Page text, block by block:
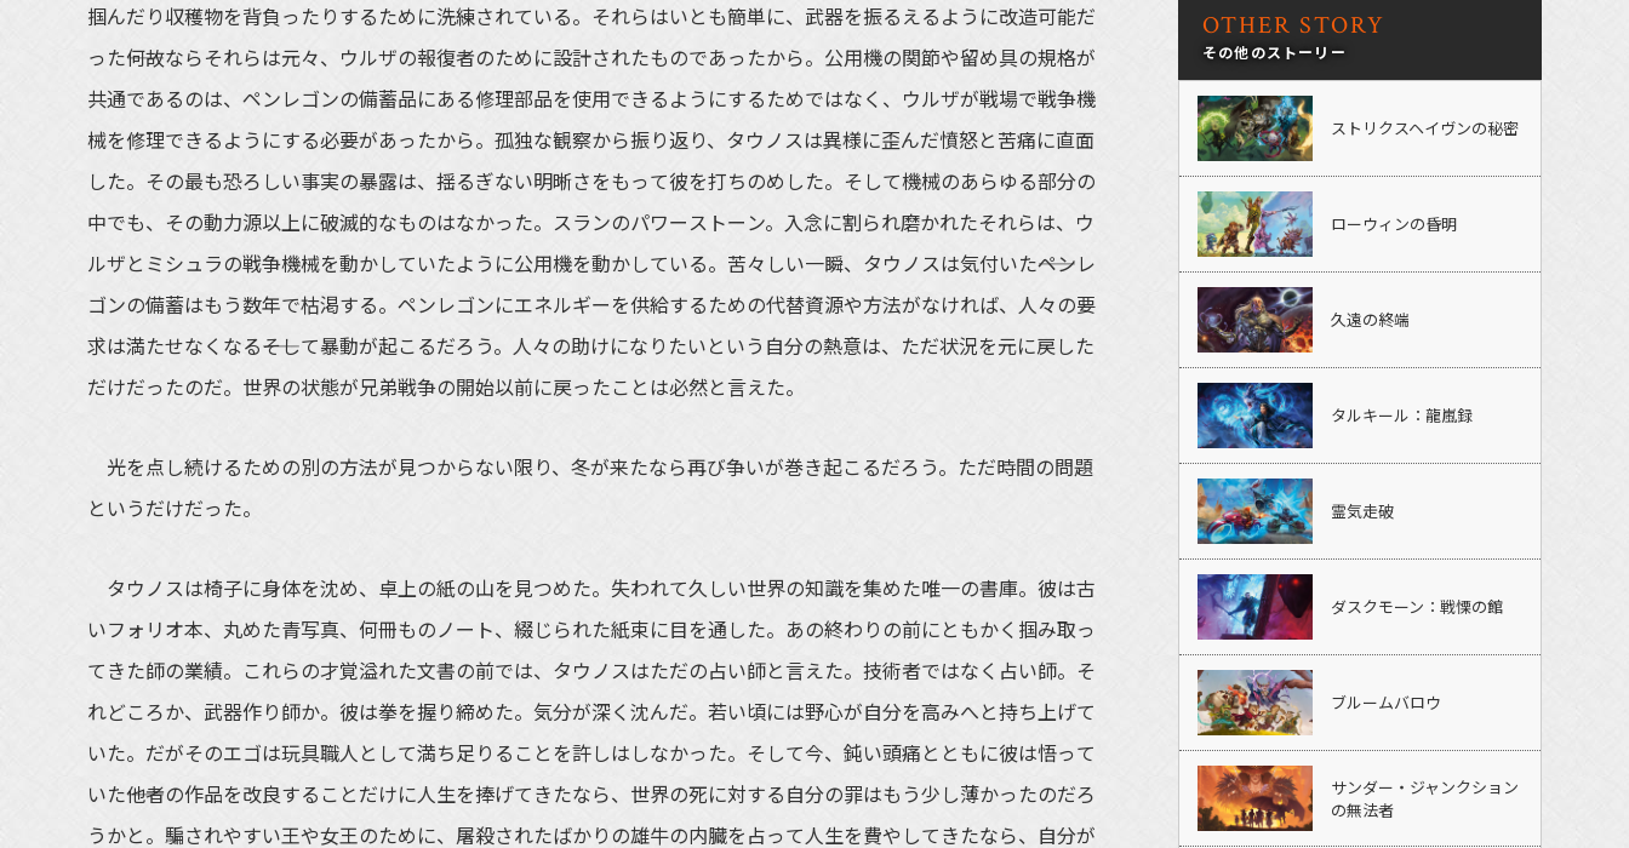
掴んだり収穫物を背負ったりするために洗練されている。それらはいとも簡単に、武器を振るえるように改造可能だ
った――何故ならそれらは元々、ウルザの報復者のために設計されたものであったから。公用機の関節や留め具の規格が
共通であるのは、ペンレゴンの備蓄品にある修理部品を使用できるようにするためではなく、ウルザが戦場で戦争機
械を修理できるようにする必要があったから。孤独な観察から振り返り、タウノスは異様に歪んだ憤怒と苦痛に直面
した。その最も恐ろしい事実の暴露は、揺るぎない明晰さをもって彼を打ちのめした。そして機械のあらゆる部分の
中でも、その動力源以上に破滅的なものはなかった。スランのパワーストーン。入念に割られ磨かれたそれらは、ウ
ルザとミシュラの戦争機械を動かしていたように公用機を動かしている。苦々しい一瞬、タウノスは気付いた――ペンレ
ゴンの備蓄はもう数年で枯渇する。ペンレゴンにエネルギーを供給するための代替資源や方法がなければ、人々の要
求は満たせなくなる――そして暴動が起こるだろう。人々の助けになりたいという自分の熱意は、ただ状況を元に戻した
だけだったのだ。世界の状態が兄弟戦争の開始以前に戻ったことは必然と言えた。
光を点し続けるための別の方法が見つからない限り、冬が来たなら再び争いが巻き起こるだろう。ただ時間の問題
というだけだった。
タウノスは椅子に身体を沈め、卓上の紙の山を見つめた。失われて久しい世界の知識を集めた唯一の書庫。彼は古
いフォリオ本、丸めた青写真、何冊ものノート、綴じられた紙束に目を通した。あの終わりの前にともかく掴み取っ
てきた師の業績。これらの才覚溢れた文書の前では、タウノスはただの占い師と言えた。技術者ではなく占い師。そ
れどころか、武器作り師か。彼は拳を握り締めた。気分が深く沈んだ。若い頃には野心が自分を高みへと持ち上げて
いた。だがそのエゴは玩具職人として満ち足りることを許しはしなかった。そして今、鈍い頭痛とともに彼は悟って
いた――他者の作品を改良することだけに人生を捧げてきたなら、世界の死に対する自分の罪はもう少し薄かったのだろ
うかと。騙されやすい王や女王のために、屠殺されたばかりの雄牛の内臓を占って人生を費やしてきたなら、自分が
OTHER STORY
その他のストーリー
ストリクスヘイヴンの秘密
ローウィンの昏明
久遠の終端
タルキール：龍嵐録
霊気走破
ダスクモーン：戦慄の館
ブルームバロウ
サンダー・ジャンクション
の無法者